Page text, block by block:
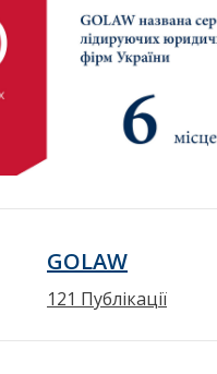
GOLAW
121 Публікації